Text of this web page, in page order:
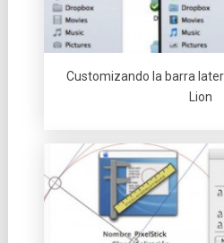
Customizando la barra
Lion